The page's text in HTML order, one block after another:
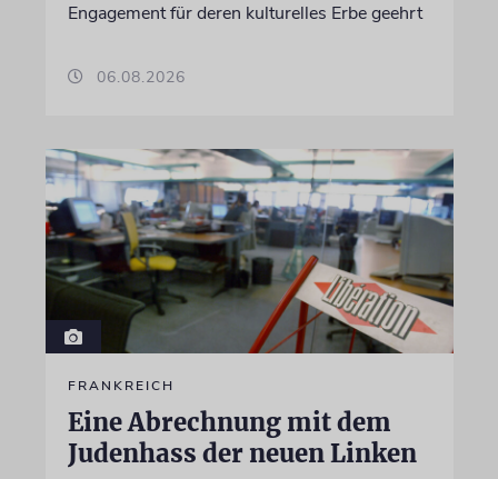
Engagement für deren kulturelles Erbe geehrt
06.08.2026
FRANKREICH
Eine Abrechnung mit dem
Judenhass der neuen Linken